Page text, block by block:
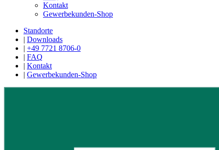
Kontakt
Gewerbekunden-Shop
Standorte
| Downloads
| +49 7721 8706-0
| FAQ
| Kontakt
| Gewerbekunden-Shop